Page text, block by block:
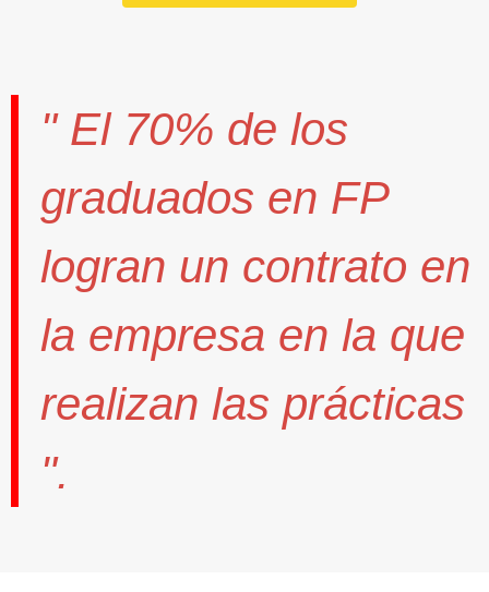
" El 70% de los
graduados en FP
logran un contrato en
la empresa en la que
realizan las prácticas
".